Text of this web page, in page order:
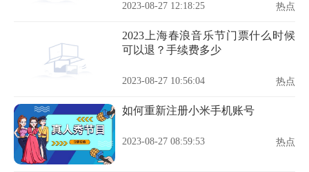
2023-08-27 12:18:25 热点
2023上海春浪音乐节门票什么时候
可以退？手续费多少
2023-08-27 10:56:04 热点
如何重新注册小米手机账号
2023-08-27 08:59:53 热点